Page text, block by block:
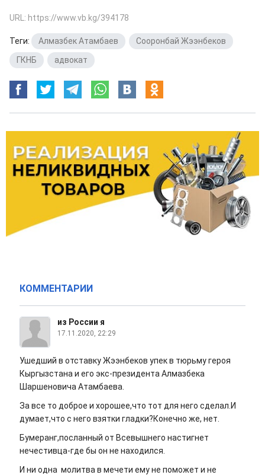
URL: https://www.vb.kg/394178
Теги: Алмазбек Атамбаев Сооронбай Жээнбеков
ГКНБ
адвокат
КОММЕНТАРИИ
из России я
17.11.2020, 22:29
Ушедший в отставку Жээнбеков упек в тюрьму героя
Кыргызстана и его экс-президента Алмазбека
Шаршеновича Атамбаева.
За все то доброе и хорошее,что тот для него сделал.И
думает,что с него взятки гладки?Конечно же, нет.
Бумеранг,посланный от Всевышнего настигнет
нечестивца-где бы он не находился.
И ни одна молитва в мечети ему не поможет и не